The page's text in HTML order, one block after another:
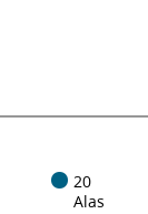
20
Alas